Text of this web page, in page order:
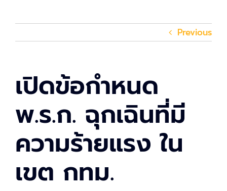
Previous
เปิดข้อกำหนด
พ.ร.ก. ฉุกเฉินที่มี
ความร้ายแรง ใน
เขต กทม.